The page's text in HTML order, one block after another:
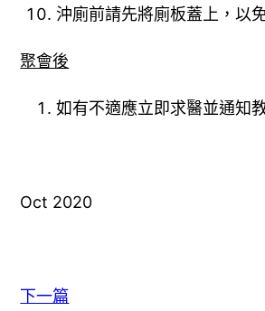
沖廁前請先將廁板蓋上，以
聚會後
如有不適應立即求醫並通知
Oct 2020
下一篇